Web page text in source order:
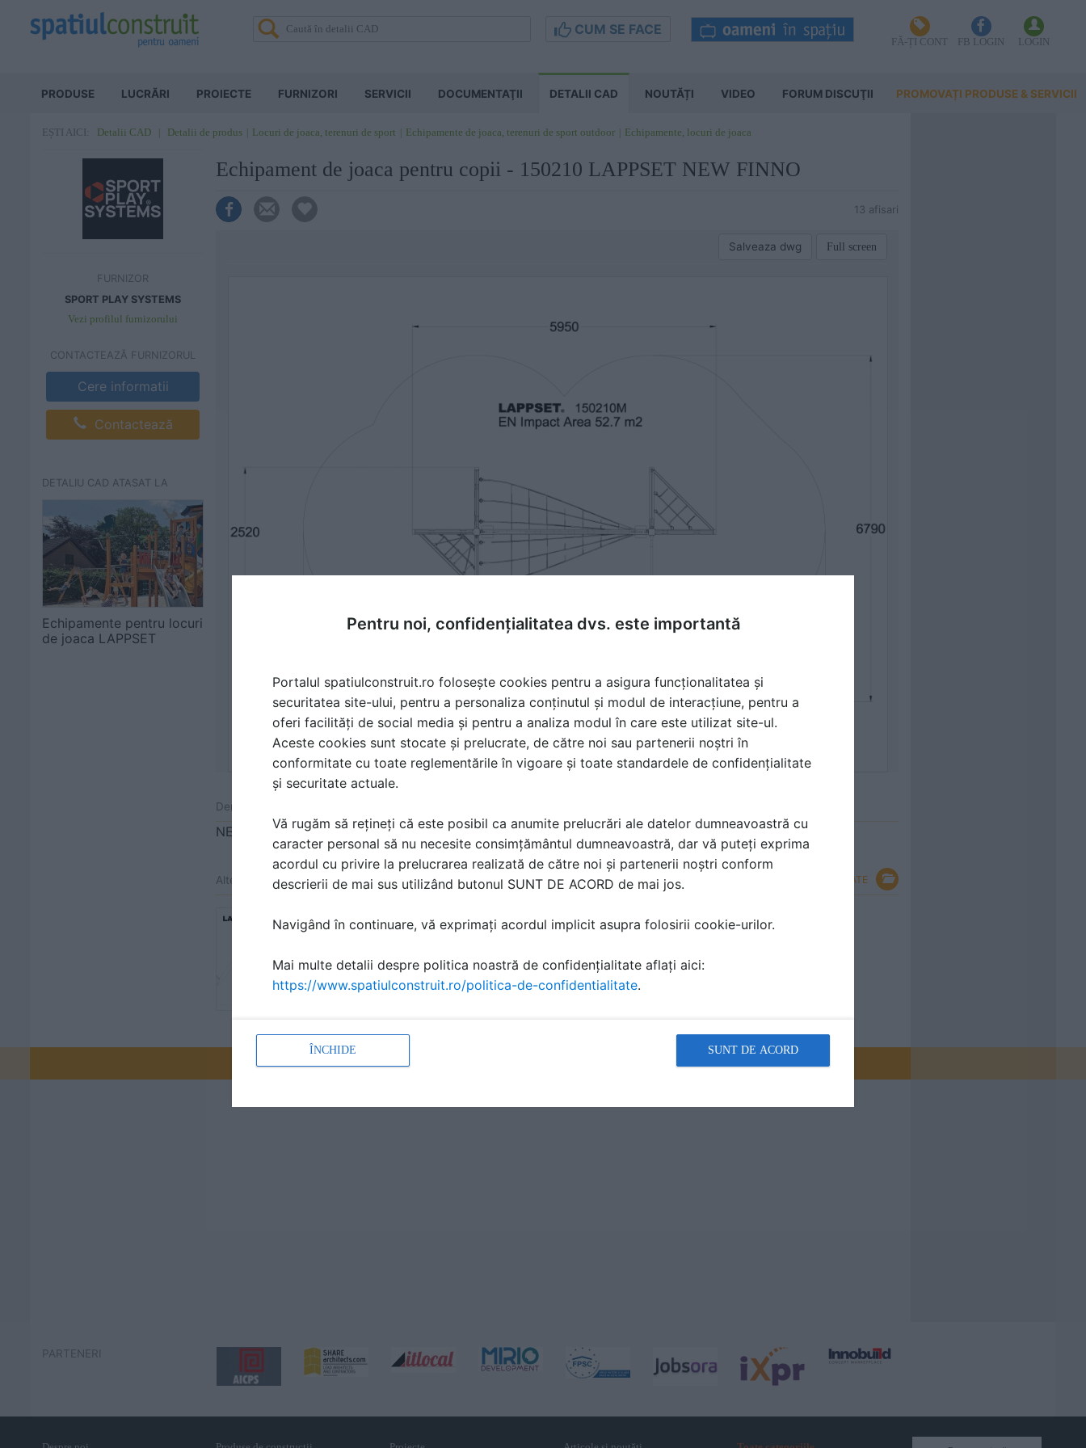
CUM SE FACE
FĂ-ȚI CONT FB LOGIN LOGIN
PRODUSE LUCRĂRI PROIECTE FURNIZORI SERVICII DOCUMENTAŢII DETALII CAD NOUTĂȚI VIDEO FORUM DISCUŢII PROMOVAȚI PRODUSE & SERVICII
EȘTI AICI: Detalii CAD Detalii de produs Locuri de joaca, terenuri de sport Echipamente de joaca, terenuri de sport outdoor Echipamente, locuri de joaca
FURNIZOR
SPORT PLAY SYSTEMS
Vezi profilul furnizorului
CONTACTEAZĂ FURNIZORUL
Cere informatii
Contactează
DETALIU CAD ATASAT LA
Echipamente pentru locuri
de joaca LAPPSET
Echipament de joaca pentru copii - 150210 LAPPSET NEW FINNO
13 afisari
Salveaza dwg Full screen
Denumiri comerciale
NEW FINNO
Alte detalii cad de la gamă VEZI TOATE
Echipament de joaca pentru copii -
112341
Detaliu de produs
CLOVER
Echipament de joaca pentru copii -
Detaliu de produs
CLOVER
Promovați-vă produsele și serviciile pe SpatiulConstruit.ro!
PARTENERI
Pentru noi, confidențialitatea dvs. este importantă
Portalul spatiulconstruit.ro folosește cookies pentru a asigura funcționalitatea și
securitatea site-ului, pentru a personaliza conținutul și modul de interacțiune, pentru a
oferi facilități de social media și pentru a analiza modul în care este utilizat site-ul.
Aceste cookies sunt stocate și prelucrate, de către noi sau partenerii noștri în
conformitate cu toate reglementările în vigoare și toate standardele de confidențialitate
și securitate actuale.
Vă rugăm să rețineți că este posibil ca anumite prelucrări ale datelor dumneavoastră cu
caracter personal să nu necesite consimțământul dumneavoastră, dar vă puteți exprima
acordul cu privire la prelucrarea realizată de către noi și partenerii noștri conform
descrierii de mai sus utilizând butonul SUNT DE ACORD de mai jos.
Navigând în continuare, vă exprimați acordul implicit asupra folosirii cookie-urilor.
Mai multe detalii despre politica noastră de confidențialitate aflați aici:
https://www.spatiulconstruit.ro/politica-de-confidentialitate.
ÎNCHIDE SUNT DE ACORD